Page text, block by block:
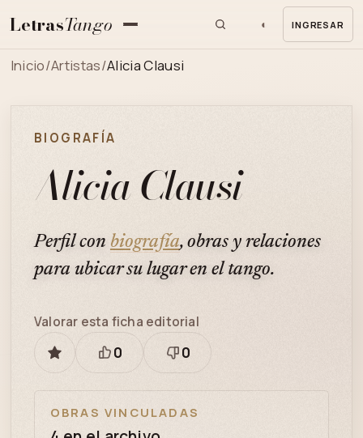
LetrasTango ◐ INGRESAR
Inicio/Artistas/Alicia Clausi
BIOGRAFÍA
Alicia Clausi
Perfil con biografía, obras y relaciones
para ubicar su lugar en el tango.
GUARDAR
Valorar esta ficha editorial
Está
0
Necesita
0
OBRAS VINCULADAS